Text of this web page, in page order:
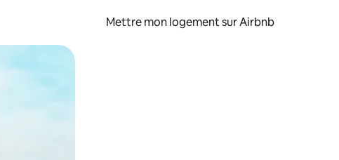
Mettre mon logement sur Airbnb